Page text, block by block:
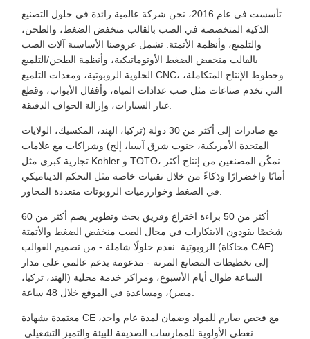
تأسست في عام 2016، نحن شركة عالمية رائدة في حلول التصنيع
الذكية المتخصصة في الصب بالقالب منخفض الضغط، والطحن،
والتلميع، وأنظمة الأتمتة. تشمل عروضنا الأساسية آلات الصب
بالقالب منخفض الضغط الأوتوماتيكية، وأنظمة الطحن/التلميع
الخلوية الروبوتية، ومعدات التلميع CNC، وخطوط الإنتاج المتكاملة،
التي تخدم صناعات مثل صب عدادات المياه، وأقفال الأبواب، وقطع
مع صادرات إلى أكثر من 30 دولة (تركيا، الهند، المكسيك، الولايات
المتحدة الأمريكية، جنوب شرق آسيا، إلخ) وشراكات مع علامات
تجارية كبرى مثل Kohler و TOTO، نمكّن المصنعين من إنتاج أكثر
أمانًا واخضرارًا وذكاءً من خلال تقنيات خاصة مثل التحكم الديناميكي
أكثر من 50 براءة اختراع وفريق بحث وتطوير يضم أكثر من 60
شخصًا يقودون الابتكارات في مجال الصب منخفض الضغط والأتمتة
الروبوتية. نقدم حلولًا شاملة - من تصميم القوالب (محاكاة CAE)
إلى تخطيطات المصانع المرنة - مدعومة بدعم عالمي على مدار
الساعة طوال أيام الأسبوع، ومراكز خدمة محلية (الهند، تركيا،
معتمدة بشهادة CE مع فحص صارم للمواد وضمان لمدة عام واحد،
نعطي الأولوية للممارسات الصديقة للبيئة والتميز التشغيلي.